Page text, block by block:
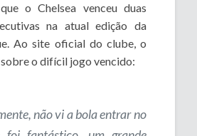
o Chelsea venceu duas
na atual edição da
Ao site oficial do clube, o
o difícil jogo vencido:
não vi a bola entrar no